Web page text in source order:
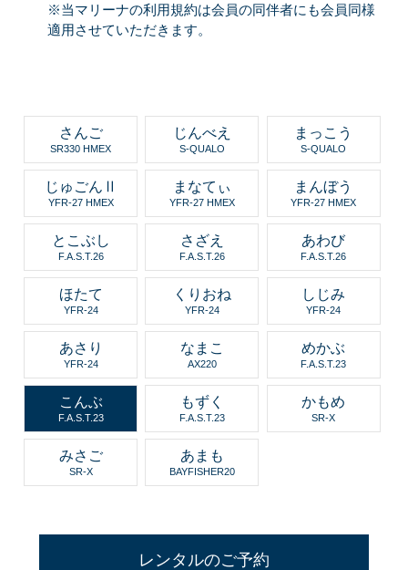
※当マリーナの利用規約は会員の同伴者にも会員同様
適用させていただきます。
さんご
SR330 HMEX
じんべえ
S-QUALO
まっこう
S-QUALO
じゅごんⅡ
YFR-27 HMEX
まなてぃ
YFR-27 HMEX
まんぼう
YFR-27 HMEX
とこぶし
F.A.S.T.26
さざえ
F.A.S.T.26
あわび
F.A.S.T.26
ほたて
YFR-24
くりおね
YFR-24
しじみ
YFR-24
あさり
YFR-24
なまこ
AX220
めかぶ
F.A.S.T.23
こんぶ
F.A.S.T.23
もずく
F.A.S.T.23
かもめ
SR-X
みさご
SR-X
あまも
BAYFISHER20
レンタルのご予約